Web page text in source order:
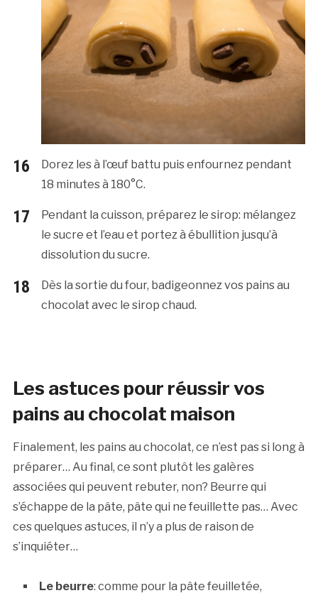
Dorez les à l’œuf battu puis enfournez pendant
18 minutes à 180°C.
Pendant la cuisson, préparez le sirop: mélangez
le sucre et l’eau et portez à ébullition jusqu’à
dissolution du sucre.
Dès la sortie du four, badigeonnez vos pains au
chocolat avec le sirop chaud.
Les astuces pour réussir vos
pains au chocolat maison
Finalement, les pains au chocolat, ce n’est pas si long à
préparer… Au final, ce sont plutôt les galères
associées qui peuvent rebuter, non? Beurre qui
s’échappe de la pâte, pâte qui ne feuillette pas… Avec
ces quelques astuces, il n’y a plus de raison de
s’inquiéter…
Le beurre: comme pour la pâte feuilletée,